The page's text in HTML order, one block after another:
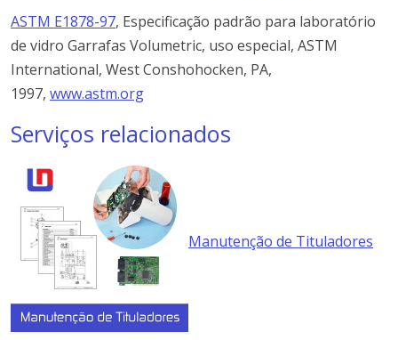
ASTM E1878-97, Especificação padrão para laboratório
de vidro Garrafas Volumetric, uso especial, ASTM
International, West Conshohocken, PA,
1997, www.astm.org
Serviços relacionados
Manutenção de Tituladores